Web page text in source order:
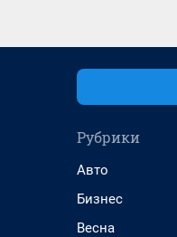
Рубрики
Авто
Бизнес
Весна